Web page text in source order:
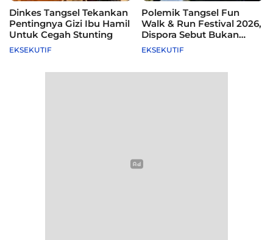
Dinkes Tangsel Tekankan
Pentingnya Gizi Ibu Hamil
Untuk Cegah Stunting
EKSEKUTIF
Polemik Tangsel Fun
Walk & Run Festival 2026,
Dispora Sebut Bukan
Agenda Pemkot
EKSEKUTIF